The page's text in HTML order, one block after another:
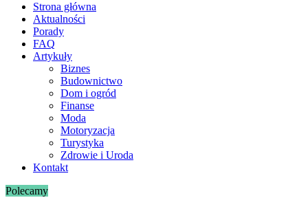
Strona główna
Aktualności
Porady
FAQ
Artykuły
Biznes
Budownictwo
Dom i ogród
Finanse
Moda
Motoryzacja
Turystyka
Zdrowie i Uroda
Kontakt
Polecamy